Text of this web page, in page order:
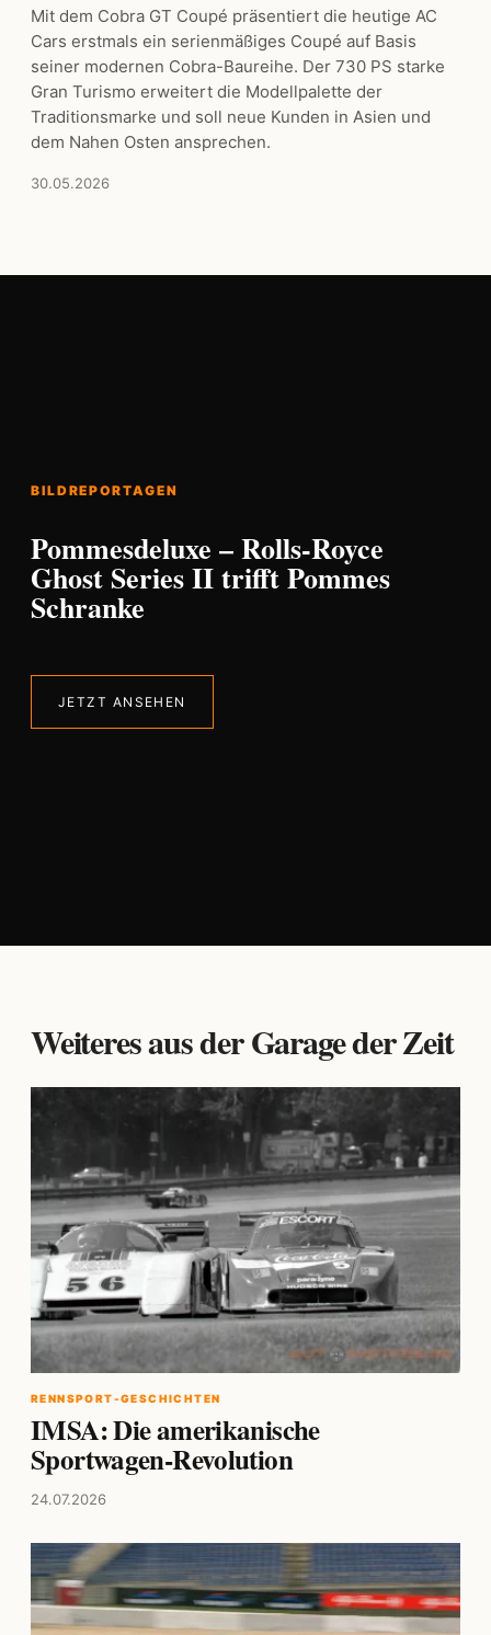
Mit dem Cobra GT Coupé präsentiert die heutige AC
Cars erstmals ein serienmäßiges Coupé auf Basis
seiner modernen Cobra-Baureihe. Der 730 PS starke
Gran Turismo erweitert die Modellpalette der
Traditionsmarke und soll neue Kunden in Asien und
dem Nahen Osten ansprechen.
30.05.2026
BILDREPORTAGEN
Pommesdeluxe – Rolls-Royce
Ghost Series II trifft Pommes
Schranke
JETZT ANSEHEN
Weiteres aus der Garage der Zeit
RENNSPORT-GESCHICHTEN
IMSA: Die amerikanische
Sportwagen-Revolution
24.07.2026